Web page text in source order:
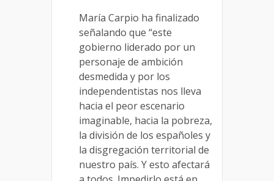
María Carpio ha finalizado
señalando que “este
gobierno liderado por un
personaje de ambición
desmedida y por los
independentistas nos lleva
hacia el peor escenario
imaginable, hacia la pobreza,
la división de los españoles y
la disgregación territorial de
nuestro país. Y esto afectará